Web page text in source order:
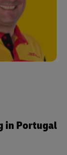
in Portugal